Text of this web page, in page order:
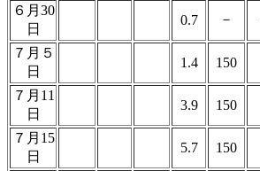
６月30
日
0.7 －
７月５
日
1.4 150
７月11
日
3.9 150
７月15
日
5.7 150